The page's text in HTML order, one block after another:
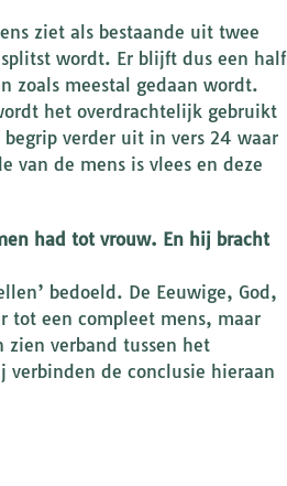
ziet als bestaande uit twee
wordt. Er blijft dus een half
zoals meestal gedaan wordt.
het overdrachtelijk gebruikt
verder uit in vers 24 waar
van de mens is vlees en deze
had tot vrouw. En hij bracht
bedoeld. De Eeuwige, God,
tot een compleet mens, maar
verband tussen het
de conclusie hieraan